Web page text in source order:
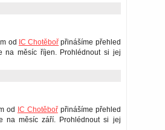
od IC Chotěboř přinášíme přehled
na měsíc říjen. Prohlédnout si jej
od IC Chotěbořpřinášíme přehled
na měsíc září. Prohlédnout si jej